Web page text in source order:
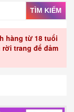
TÌM KIẾM
hàng từ 18 tuổi
trang để đảm